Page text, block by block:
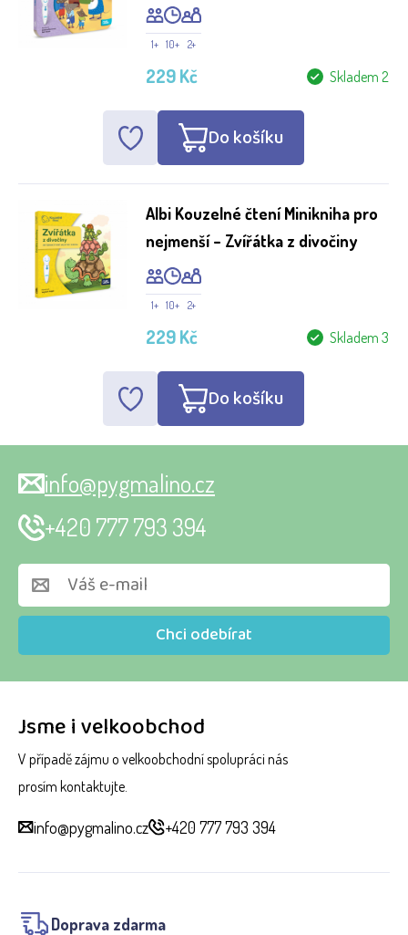
1+ 10+ 2+
Skladem 2
229 Kč
Do košíku
Albi Kouzelné čtení Minikniha pro
nejmenší – Zvířátka z divočiny
1+ 10+ 2+
Skladem 3
229 Kč
Do košíku
Jsme i velkoobchod
V případě zájmu o velkoobchodní spolupráci nás
prosím kontaktujte.
info@pygmalino.cz +420 777 793 394
Doprava zdarma
Chci odebírat
info@pygmalino.cz
+420 777 793 394